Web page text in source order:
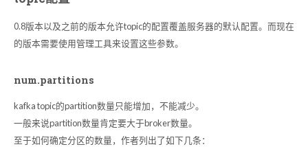
0.8版本以及之前的版本允许topic的配置覆盖服务器的默认配置。而现在
的版本需要使用管理工具来设置这些参数。
num.partitions
kafka topic的partition数量只能增加，不能减少。
一般来说partition数量肯定要大于broker数量。
至于如何确定分区的数量，作者列出了如下几条：